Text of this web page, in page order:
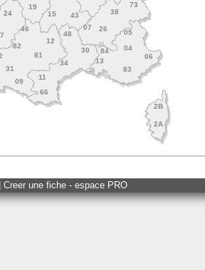
04
05
06
07
09
11
12
13
15
19
2A
2B
24
26
30
31
34
38
43
46
48
66
73
81
82
83
84
Creer une fiche - espace PRO